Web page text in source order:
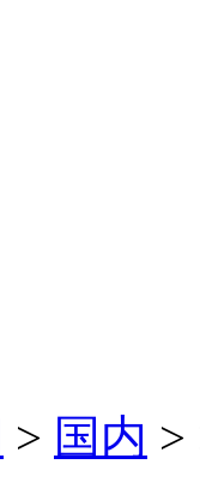
> 国内 >